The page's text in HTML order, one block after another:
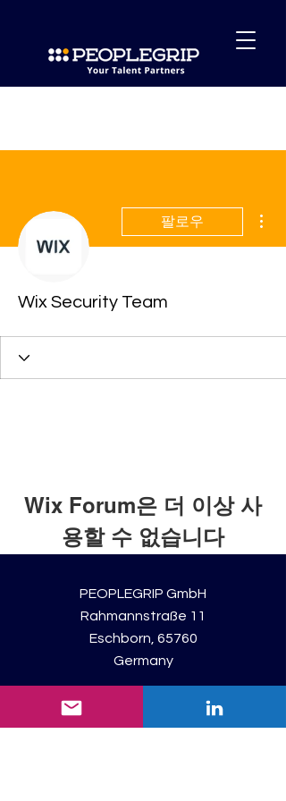
팔로우
Wix Security Team
Wix Forum은 더 이상 사
용할 수 없습니다
뮤니티 앱이 필요하시면 Wix Groups를
이용해 주세요.
PEOPLEGRIP GmbH
Rahmannstraße 11
Eschborn, 65760
Germany
Registered: Frankfurt am Main